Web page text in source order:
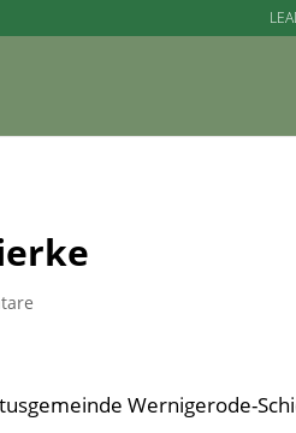
Wernigerode-